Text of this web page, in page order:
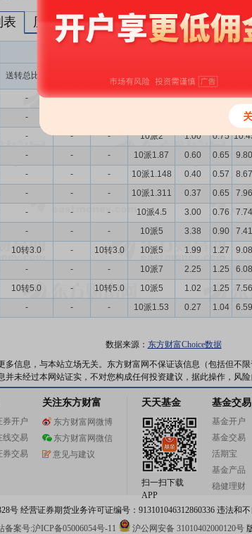
表 历次分红派息与涨跌幅表现
(元)
送转总比例 转股比例
例
（%）
- - - 10派0.8 0.08 0.63 9.62
- 0.86 10.72
- - - 10派2 1.00 0.75
- - - 10派1.87 0.60 0.65 9.80
- - - 10派1.148 0.40 0.57 8.67
- - - 10派1.311 0.37 0.65 7.96
- - - 10派4.5 3.00 0.76 7.74
- - - 10派5 3.38 0.90 7.41
10转3.0 - 10转3.0 10派5 1.99 1.27 9.08
- - - 10派7 2.25 1.25 6.08
10转5.0 - 10转5.0 10派5 1.02 1.25 7.56
- - - 10派1.53 0.27 1.04 6.59
数据来源： 东方财富Choice数据
多信息，与本站立场无关。东方财富网不保证该信息（包括但不
未经过本网站证实，不对您构成任何投资建议，据此操作，风险
券开户
线交易
券交易
关注东方财富
东方财富网微博
东方财富网微信
意见与建议
天天基金
扫一扫下载
APP
基金交易
基金开户
基金交易
活期宝
基金产品
稳健理财
号 经营证券期货业务许可证编号：913101046312860336 违法和不
备案号:沪ICP备05006054号-11 沪公网安备 31010402000120号